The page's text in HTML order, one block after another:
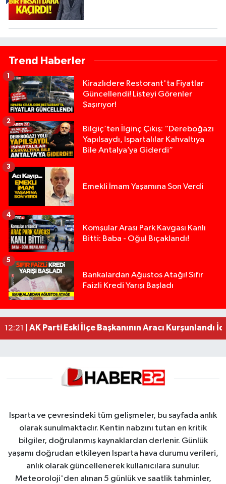
Trend Haberler
Kirazlıdere Restorant'ta Fiyatlar
Güncellendi! Listeyi Görenler
Şaşırıyor!
1
Bilgiç’ten İlginç Çıkış: “Dereboğazı
Yapılsaydı, Ispartalılar Kahvaltıya
Bile Antalya’ya Giderdi”
2
Emekli İmam Yaşamına Son Verdi
3
Komşular Arası Park Kavgası Kanlı
Bitti: Baba - Oğul Bıçaklandı!
4
Bankalardan Ağustos Atağı! Sıfır
Faizli Kredi Yarışı Başladı
5
17:18 |Anız Yangını Kazaya Neden Oldu: 13 Araç
17:08 |Alevlere Teslim Olan Gecekondu Kullanılamaz
13:46 |Yolcu Otobüsüyle Minibüsün Çarpıştığı Kaza
12:21 | AK Parti Eski İlçe Başkanının Aracı Kurşunlandı
Isparta ve çevresindeki tüm gelişmeler, bu sayfada anlık
olarak sunulmaktadır. Kentin nabzını tutan en kritik
bilgiler, doğrulanmış kaynaklardan derlenir. Günlük
yaşamı doğrudan etkileyen Isparta hava durumu verileri,
anlık olarak güncellenerek kullanıcılara sunulur.
Meteoroloji'den alınan 5 günlük ve saatlik tahminler,